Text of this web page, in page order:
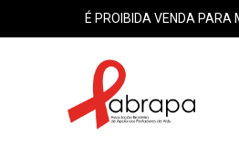
É PROIBIDA VENDA PARA